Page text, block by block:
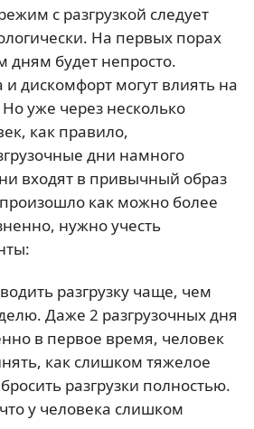
с разгрузкой следует
На первых порах
дням будет непросто.
дискомфорт могут влиять на
уже через несколько
как правило,
дни намного
входят в привычный образ
как можно более
нужно учесть
разгрузку чаще, чем
Даже 2 разгрузочных дня
в первое время, человек
как слишком тяжелое
разгрузки полностью.
у человека слишком